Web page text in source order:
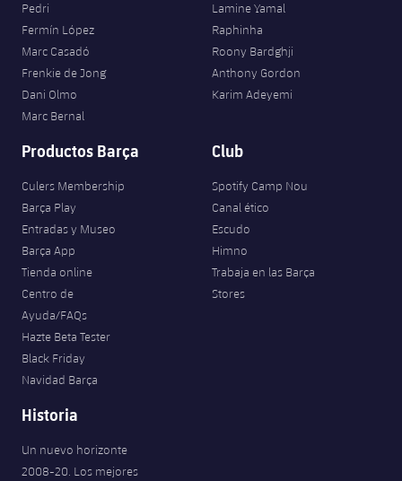
Pedri
Fermín López
Marc Casadó
Frenkie de Jong
Dani Olmo
Marc Bernal
Lamine Yamal
Raphinha
Roony Bardghji
Anthony Gordon
Karim Adeyemi
Productos Barça
Culers Membership
Barça Play
Entradas y Museo
Barça App
Tienda online
Centro de
Ayuda/FAQs
Hazte Beta Tester
Black Friday
Navidad Barça
Club
Spotify Camp Nou
Canal ético
Escudo
Himno
Trabaja en las Barça
Stores
Historia
Un nuevo horizonte
2008-20. Los mejores